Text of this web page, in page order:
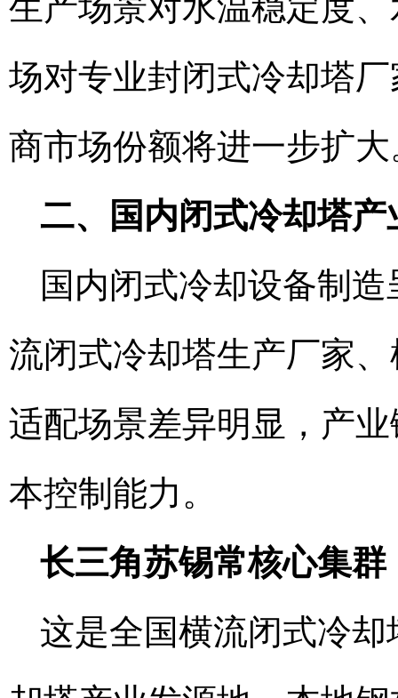
场对专业封闭式冷却塔
商市场份额将进一步扩大
二、国内闭式冷却塔
国内闭式冷却设备制
流闭式冷却塔生产厂家
适配场景差异明显，产
本控制能力。
长三角苏锡常核心集
这是全国横流闭式冷